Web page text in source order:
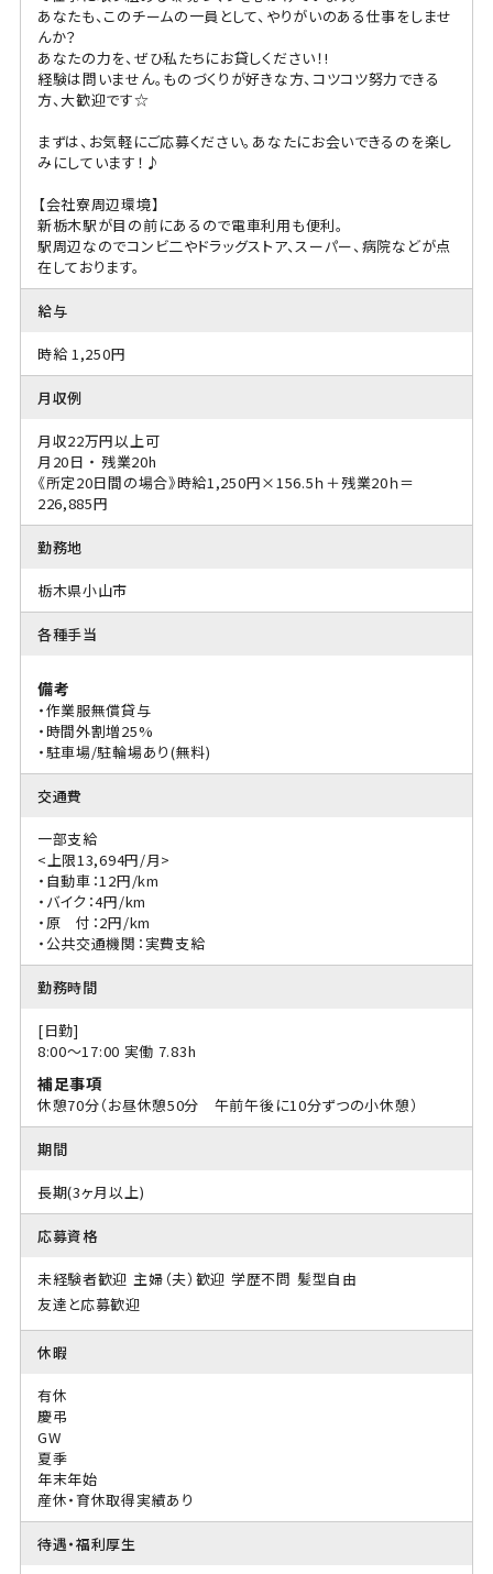
あなたも、このチームの一員として、やりがいのある仕事をしませ
んか？
あなたの力を、ぜひ私たちにお貸しください！!
経験は問いません。ものづくりが好きな方、コツコツ努力できる
方、大歓迎です☆
まずは、お気軽にご応募ください。あなたにお会いできるのを楽し
みにしています！♪
【会社寮周辺環境】
新栃木駅が目の前にあるので電車利用も便利。
駅周辺なのでコンビ二やドラッグストア、スーパー、病院などが点
在しております。
給与
時給 1,250円
月収例
月収22万円以上可
月20日 ・ 残業20h
《所定20日間の場合》時給1,250円×156.5ｈ＋残業20ｈ＝
226,885円
勤務地
栃木県小山市
各種手当
備考
・作業服無償貸与
・時間外割増25%
・駐車場/駐輪場あり(無料)
交通費
一部支給
<上限13,694円/月>
・自動車：12円/km
・バイク：4円/km
・原 付：2円/km
・公共交通機関：実費支給
勤務時間
[日勤]
8:00〜17:00 実働 7.83h
補足事項
休憩70分（お昼休憩50分 午前午後に10分ずつの小休憩）
期間
長期(3ヶ月以上)
応募資格
未経験者歓迎 主婦（夫）歓迎 学歴不問 髪型自由
友達と応募歓迎
休暇
有休
慶弔
GW
夏季
年末年始
産休・育休取得実績あり
待遇・福利厚生